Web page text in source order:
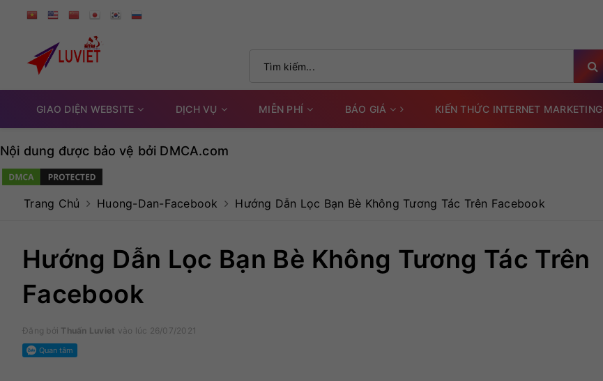
GIAO DIỆN WEBSITE DỊCH VỤ MIỄN PHÍ BÁO GIÁ KIẾN THỨC INTERNET MARKETING
Nội dung được bảo vệ bởi DMCA.com
Trang Chủ Huong-Dan-Facebook Hướng Dẫn Lọc Bạn Bè Không Tương Tác Trên Facebook
Hướng Dẫn Lọc Bạn Bè Không Tương Tác Trên
Facebook
Đăng bởi Thuấn Luviet vào lúc 26/07/2021